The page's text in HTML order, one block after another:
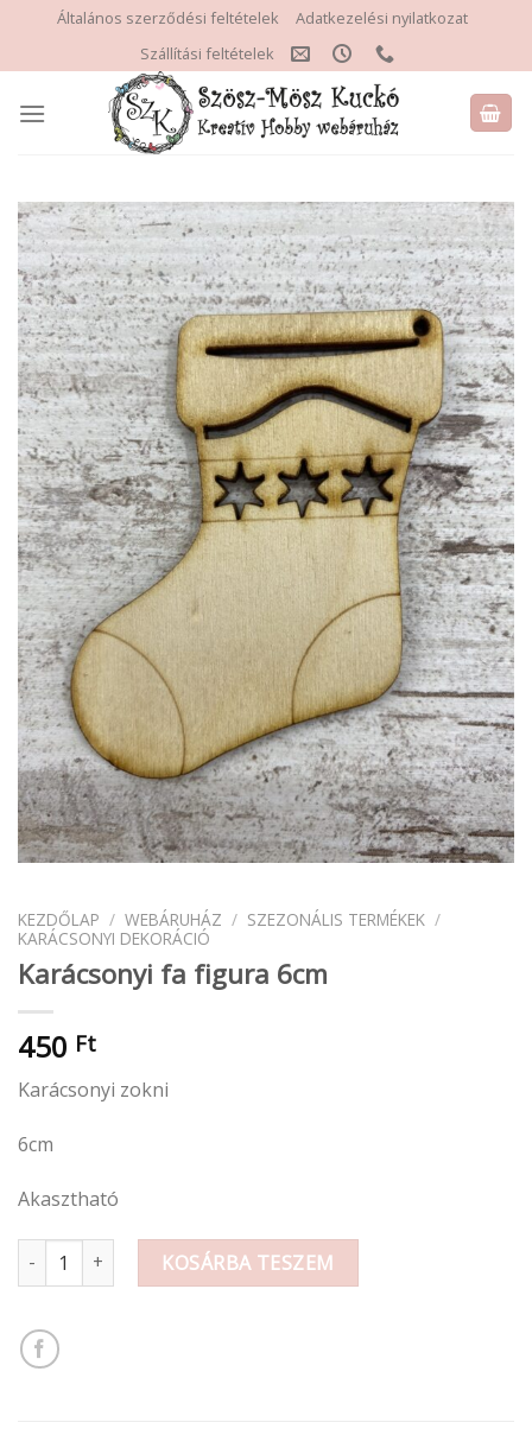
content
Általános szerződési feltételek
Adatkezelési nyilatkozat
Szállítási feltételek
KEZDŐLAP / WEBÁRUHÁZ / SZEZONÁLIS TERMÉKEK /
KARÁCSONYI DEKORÁCIÓ
Karácsonyi fa figura 6cm
450 Ft
Karácsonyi zokni
6cm
Akasztható
Karácsonyi fa figura 6cm mennyiség
KOSÁRBA TESZEM